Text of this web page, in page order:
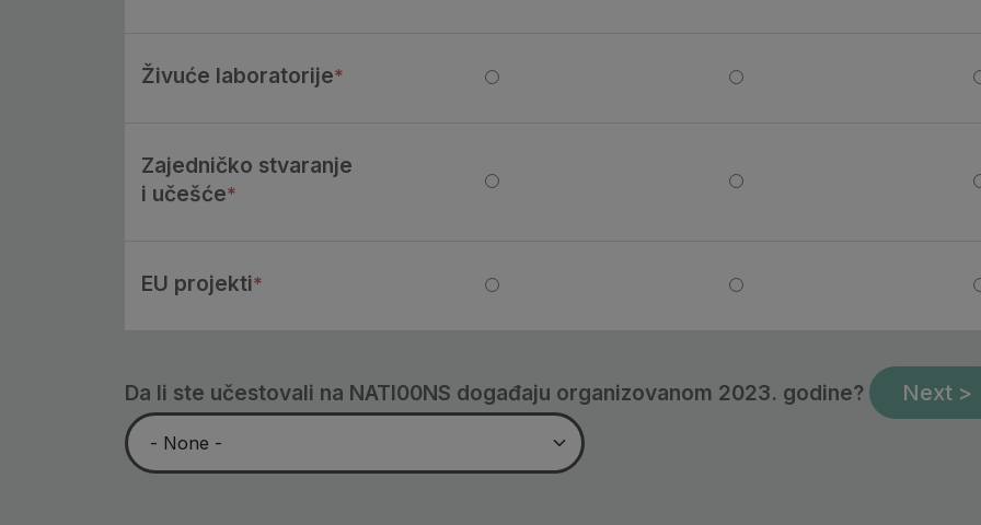
Živuće laboratorije
Zajedničko stvaranje
i učešće
EU projekti
Da li ste učestovali na NATI00NS događaju organizovanom 2023. godine?